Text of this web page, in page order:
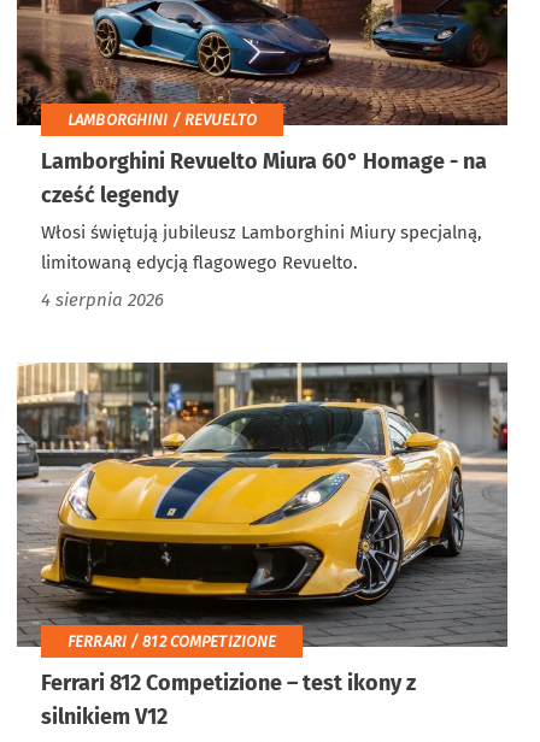
LAMBORGHINI / REVUELTO
Lamborghini Revuelto Miura 60° Homage - na
cześć legendy
Włosi świętują jubileusz Lamborghini Miury specjalną,
limitowaną edycją flagowego Revuelto.
4 sierpnia 2026
FERRARI / 812 COMPETIZIONE
Ferrari 812 Competizione – test ikony z
silnikiem V12